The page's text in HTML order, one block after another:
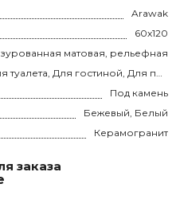
Arawak
60x120
матовая, рельефная
Для ванной, Для туалета, Для гостиной, Для прихожей, Для кухни, Для спальни, на теплый пол
Под камень
Бежевый, Белый
Керамогранит
заказа